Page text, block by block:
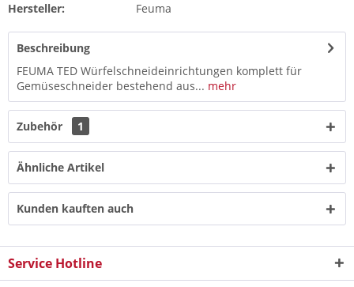
Hersteller:
Feuma
Beschreibung
FEUMA TED Würfelschneideinrichtungen komplett für
Gemüseschneider bestehend aus... mehr
Zubehör 1
Ähnliche Artikel
Kunden kauften auch
Service Hotline